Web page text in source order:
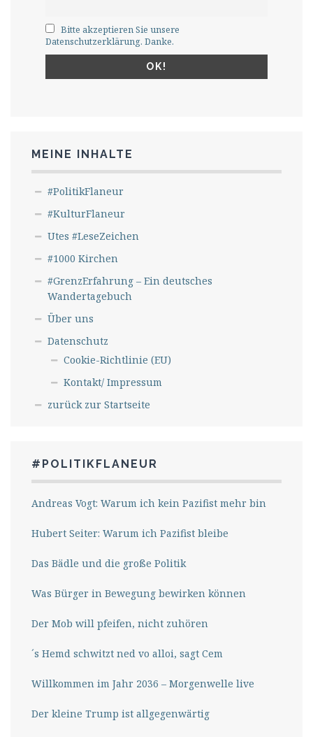
Bitte akzeptieren Sie unsere
Datenschutzerklärung. Danke.
MEINE INHALTE
#PolitikFlaneur
#KulturFlaneur
Utes #LeseZeichen
#1000 Kirchen
#GrenzErfahrung – Ein deutsches
Wandertagebuch
Über uns
Datenschutz
Cookie-Richtlinie (EU)
Kontakt/ Impressum
zurück zur Startseite
#POLITIKFLANEUR
Andreas Vogt: Warum ich kein Pazifist mehr bin
Hubert Seiter: Warum ich Pazifist bleibe
Das Bädle und die große Politik
Was Bürger in Bewegung bewirken können
Der Mob will pfeifen, nicht zuhören
´s Hemd schwitzt ned vo alloi, sagt Cem
Willkommen im Jahr 2036 – Morgenwelle live
Der kleine Trump ist allgegenwärtig